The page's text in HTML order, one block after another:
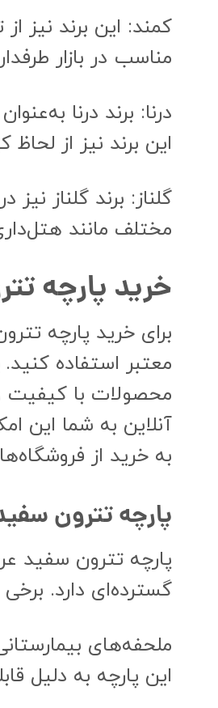
کمند: این برند نیز
مناسب در بازار
درنا: برند درنا
این برند نیز از
مختلف مانند
خرید پارچه تترون
معتبر استفاده
محصولات با کیفیت
آنلاین به شما این
به خرید از
پارچه تترون سفید
گسترده‌ای دارد. برخی
ملحفه‌های
این پارچه به دلیل